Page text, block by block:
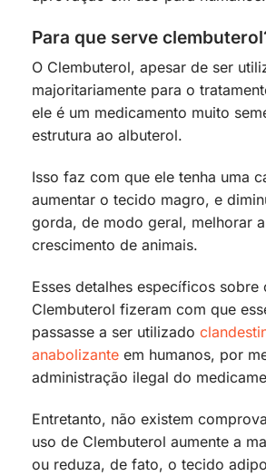
Para que serve
O Clembuterol, apesar de ser
majoritariamente para o
ele é um medicamento muito
estrutura ao albuterol.
Isso faz com que ele tenha uma
aumentar o tecido magro, e
gorda, de modo geral, melhorar
crescimento de animais.
Esses detalhes específicos sobre
Clembuterol fizeram com que
passasse a ser utilizado
anabolizante em humanos, por
administração ilegal do
Entretanto, não existem
uso de Clembuterol aumente a
ou reduza, de fato, o tecido